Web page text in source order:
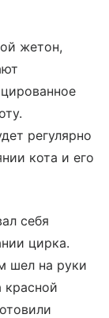
жетон,
регулярно
кота и его
себя
цирка.
шел на руки
красной